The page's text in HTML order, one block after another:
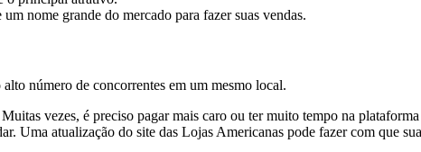
nome grande do mercado para fazer suas vendas.
número de concorrentes em um mesmo local.
vezes, é preciso pagar mais caro ou ter muito tempo na
Uma atualização do site das Lojas Americanas pode fazer com que